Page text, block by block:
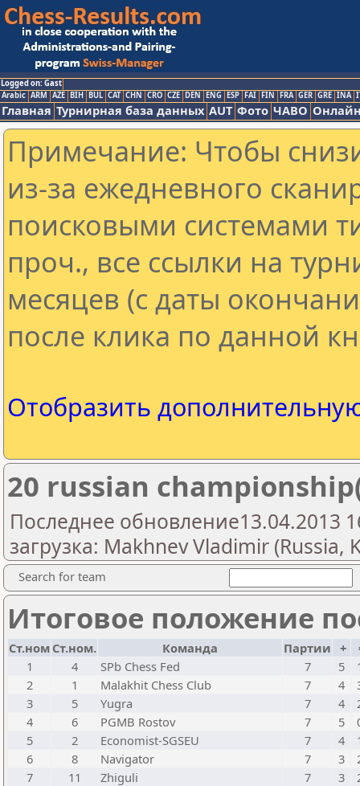
Logged on: Gast
Arabic ARM AZE BIH BUL CAT CHN CRO CZE DEN ENG ESP FAI FIN FRA GER GRE INA
Главная Турнирная база данных AUT Фото ЧАВО
Примечание: Чтобы
из-за ежедневного
поисковыми системами
проч., все ссылки на
месяцев (с даты
после клика по данной
Отобразить
20 russian
Последнее обновление13.04.2013
загрузка: Makhnev Vladimir (Russia,
Search for team
Итоговое положение
Ст.ном Ст.ном. Команда Партии +
1
4 SPb Chess Fed 7 5
2
1 Malakhit Chess Club 7 4
3
5 Yugra 7 4
4
6 PGMB Rostov 7 5
5
2 Economist-SGSEU 7 4
6
8 Navigator 7 3
7
11 Zhiguli 7 3